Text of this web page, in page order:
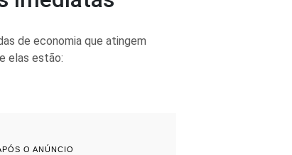
de economia que atingem
elas estão:
O ANÚNCIO